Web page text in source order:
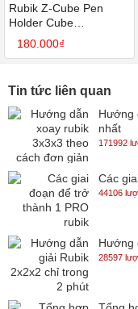
Rubik Z-Cube Pen
Holder Cube
(SP002930)
180.000₫
Tin tức liên quan
Hướng
nhất
171992
Các
44106
Hướng
28597